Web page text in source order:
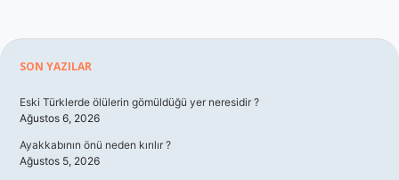
Sidebar
SON YAZILAR
Eski Türklerde ölülerin gömüldüğü yer neresidir ?
Ağustos 6, 2026
Ayakkabının önü neden kırılır ?
Ağustos 5, 2026